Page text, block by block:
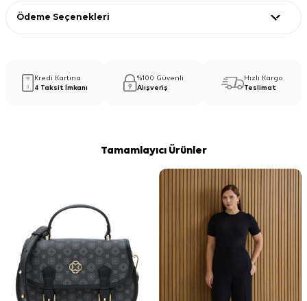
Ödeme Seçenekleri
Kredi Kartına
4 Taksit İmkanı
%100 Güvenli
Alışveriş
Hızlı Kargo
Teslimat
Tamamlayıcı Ürünler